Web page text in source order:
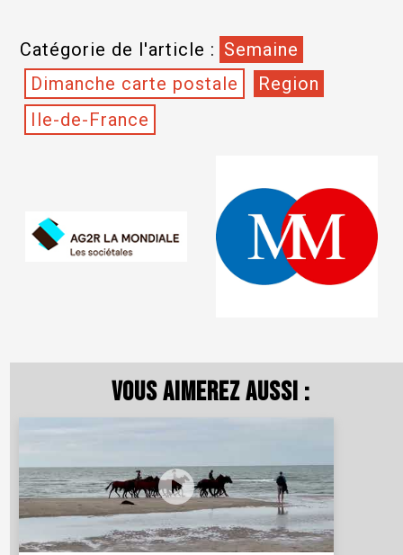
Catégorie de l'article : Semaine
Dimanche carte postale
Region
Ile-de-France
Vous aimerez aussi :